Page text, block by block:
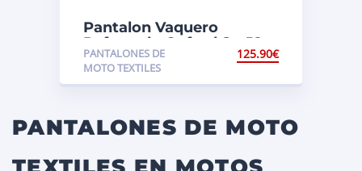
Pantalon Vaquero
Reforzado Oxford Sp-J2
PANTALONES DE
MOTO TEXTILES
125.90€
PANTALONES DE MOTO